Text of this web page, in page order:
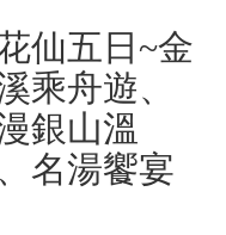
仙五日~金
乘舟遊、
銀山溫
名湯饗宴